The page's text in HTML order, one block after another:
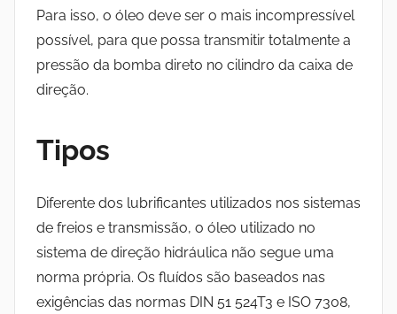
Para isso, o óleo deve ser o mais incompressível
possível, para que possa transmitir totalmente a
pressão da bomba direto no cilindro da caixa de
direção.
Tipos
Diferente dos lubrificantes utilizados nos sistemas
de freios e transmissão, o óleo utilizado no
sistema de direção hidráulica não segue uma
norma própria. Os fluídos são baseados nas
exigências das normas DIN 51 524T3 e ISO 7308,